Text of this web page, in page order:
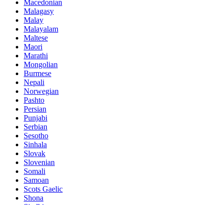
Macedonian
Malagasy
Malay
Malayalam
Maltese
Maori
Marathi
Mongolian
Burmese
Nepali
Norwegian
Pashto
Persian
Punjabi
Serbian
Sesotho
Sinhala
Slovak
Slovenian
Somali
Samoan
Scots Gaelic
Shona